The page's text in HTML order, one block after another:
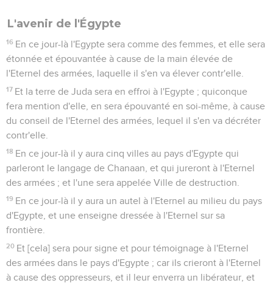
L'avenir de l'Égypte
16 En ce jour-là l'Egypte sera comme des femmes, et elle sera
étonnée et épouvantée à cause de la main élevée de
l'Eternel des armées, laquelle il s'en va élever contr'elle.
17 Et la terre de Juda sera en effroi à l'Egypte ; quiconque
fera mention d'elle, en sera épouvanté en soi-même, à cause
du conseil de l'Eternel des armées, lequel il s'en va décréter
contr'elle.
18 En ce jour-là il y aura cinq villes au pays d'Egypte qui
parleront le langage de Chanaan, et qui jureront à l'Eternel
des armées ; et l'une sera appelée Ville de destruction.
19 En ce jour-là il y aura un autel à l'Eternel au milieu du pays
d'Egypte, et une enseigne dressée à l'Eternel sur sa
frontière.
20 Et [cela] sera pour signe et pour témoignage à l'Eternel
des armées dans le pays d'Egypte ; car ils crieront à l'Eternel
à cause des oppresseurs, et il leur enverra un libérateur, et